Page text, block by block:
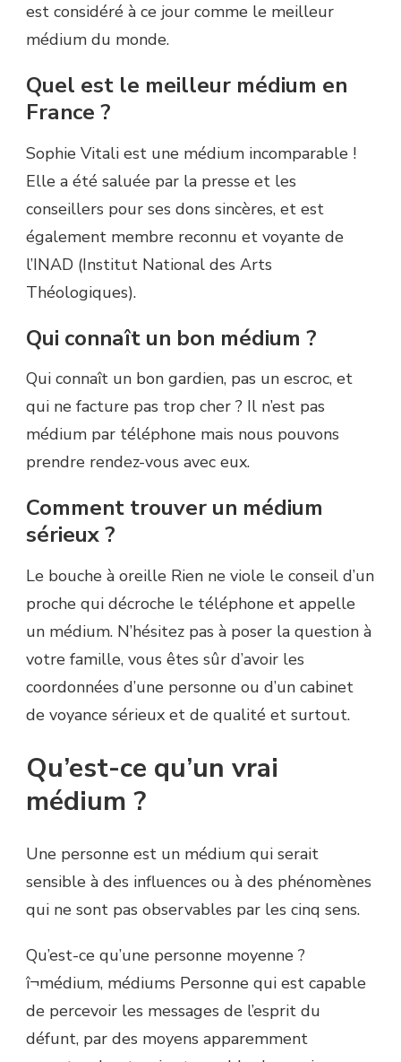
est considéré à ce jour comme le meilleur
médium du monde.
Quel est le meilleur médium en
France ?
Sophie Vitali est une médium incomparable !
Elle a été saluée par la presse et les
conseillers pour ses dons sincères, et est
également membre reconnu et voyante de
l’INAD (Institut National des Arts
Théologiques).
Qui connaît un bon médium ?
Qui connaît un bon gardien, pas un escroc, et
qui ne facture pas trop cher ? Il n’est pas
médium par téléphone mais nous pouvons
prendre rendez-vous avec eux.
Comment trouver un médium
sérieux ?
Le bouche à oreille Rien ne viole le conseil d’un
proche qui décroche le téléphone et appelle
un médium. N’hésitez pas à poser la question à
votre famille, vous êtes sûr d’avoir les
coordonnées d’une personne ou d’un cabinet
de voyance sérieux et de qualité et surtout.
Qu’est-ce qu’un vrai
médium ?
Une personne est un médium qui serait
sensible à des influences ou à des phénomènes
qui ne sont pas observables par les cinq sens.
Qu’est-ce qu’une personne moyenne ?
î¬médium, médiums Personne qui est capable
de percevoir les messages de l’esprit du
défunt, par des moyens apparemment